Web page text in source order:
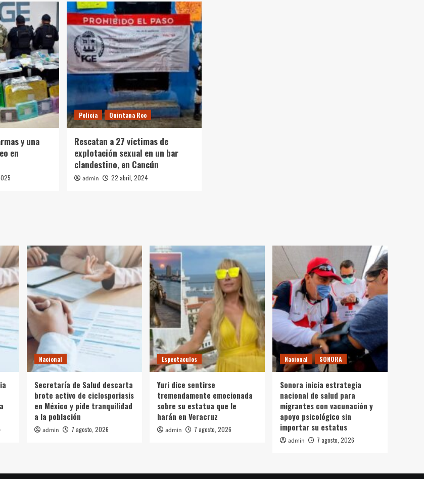
y una
en
Policia Quintana Roo
Rescatan a 27 víctimas de
explotación sexual en un bar
clandestino, en Cancún
admin 22 abril, 2024
Nacional
Secretaría de Salud descarta
brote activo de ciclosporiasis
en México y pide tranquilidad
a la población
admin 7 agosto, 2026
Espectaculos
Yuri dice sentirse
tremendamente emocionada
sobre su estatua que le
harán en Veracruz
admin 7 agosto, 2026
Nacional SONORA
Sonora inicia estrategia
nacional de salud para
migrantes con vacunación y
apoyo psicológico sin
importar su estatus
admin 7 agosto, 2026